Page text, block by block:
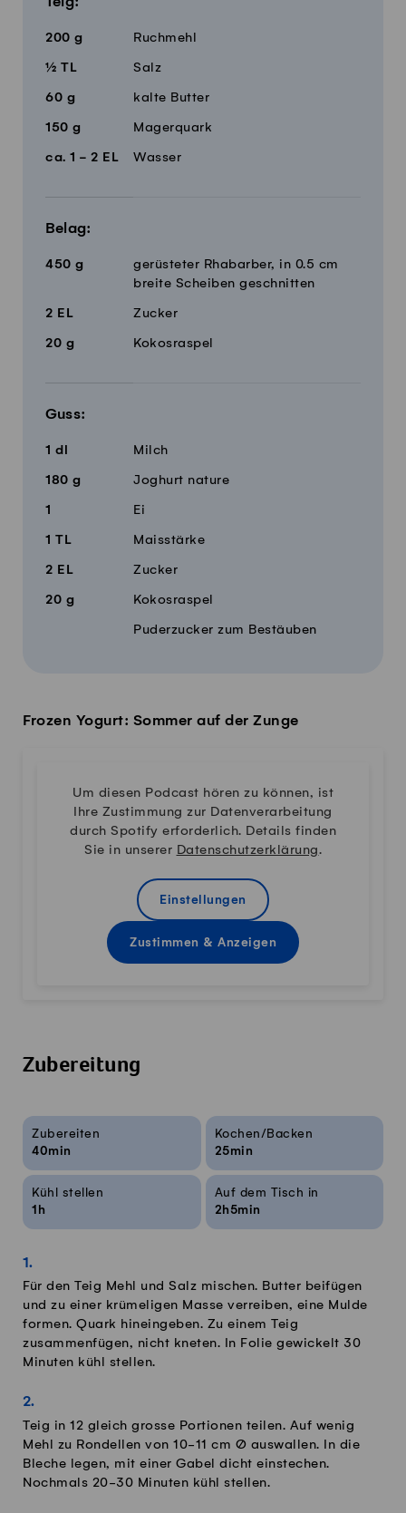
200 g Ruchmehl
½ TL Salz
60 g kalte Butter
150 g Magerquark
ca. 1 - 2 EL Wasser
Belag:
450 g
gerüsteter Rhabarber, in 0.5 cm
breite Scheiben geschnitten
2 EL Zucker
20 g Kokosraspel
Guss:
1 dl Milch
180 g Joghurt nature
1 Ei
1 TL Maisstärke
2 EL Zucker
20 g Kokosraspel
Puderzucker zum Bestäuben
Frozen Yogurt: Sommer auf der Zunge
Um diesen Podcast hören zu können, ist
Ihre Zustimmung zur Datenverarbeitung
durch Spotify erforderlich. Details finden
Sie in unserer Datenschutzerklärung.
Einstellungen
Zustimmen & Anzeigen
Zubereitung
Rezeptinfos
Zubereiten
40min
Kochen/Backen
25min
Kühl stellen
1h
Auf dem Tisch in
2h5min
Für den Teig Mehl und Salz mischen. Butter beifügen
und zu einer krümeligen Masse verreiben, eine Mulde
formen. Quark hineingeben. Zu einem Teig
zusammenfügen, nicht kneten. In Folie gewickelt 30
Minuten kühl stellen.
Teig in 12 gleich grosse Portionen teilen. Auf wenig
Mehl zu Rondellen von 10-11 cm Ø auswallen. In die
Bleche legen, mit einer Gabel dicht einstechen.
Nochmals 20-30 Minuten kühl stellen.